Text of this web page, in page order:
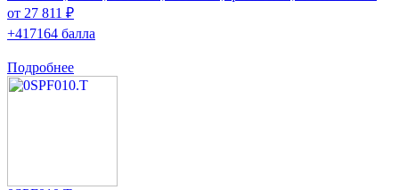
от 27 811 ₽
+417164 балла
Подробнее